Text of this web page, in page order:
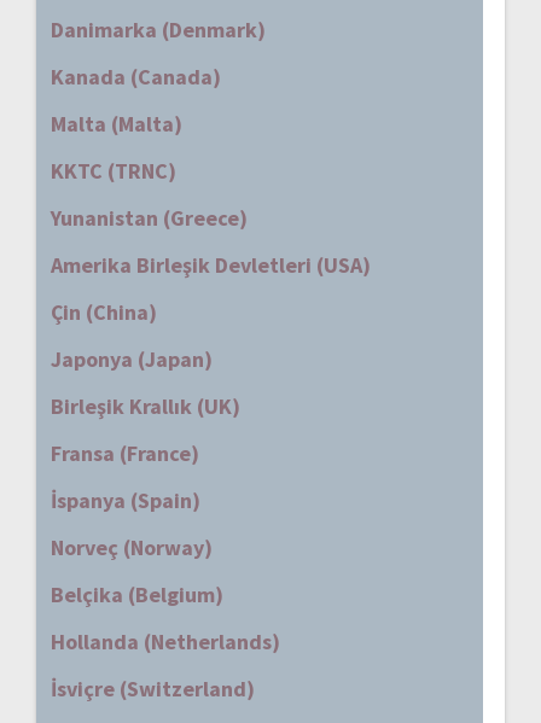
Danimarka (Denmark)
Kanada (Canada)
Malta (Malta)
KKTC (TRNC)
Yunanistan (Greece)
Amerika Birleşik Devletleri (USA)
Çin (China)
Japonya (Japan)
Birleşik Krallık (UK)
Fransa (France)
İspanya (Spain)
Norveç (Norway)
Belçika (Belgium)
Hollanda (Netherlands)
İsviçre (Switzerland)